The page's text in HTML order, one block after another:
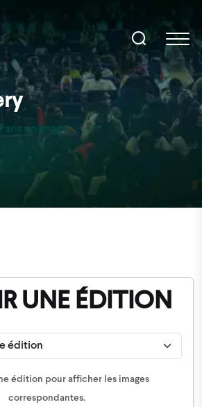
en image
UNE ÉDITION
édition pour afficher les images
correspondantes.